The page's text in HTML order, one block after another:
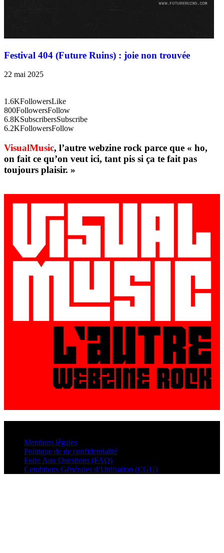
Festival 404 (Future Ruins) : joie non trouvée
22 mai 2025
1.6KFollowersLike
800FollowersFollow
6.8KSubscribersSubscribe
6.2KFollowersFollow
VisualMusic, l’autre webzine rock parce que « ho,
on fait ce qu’on veut ici, tant pis si ça te fait pas
toujours plaisir. »
Mentions légales
Politique de de confidentialité
Foire Aux Questions (FAQ)
Conditions Générales d’Utilisation (CGU)